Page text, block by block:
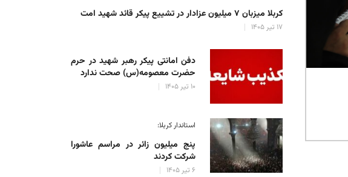
کربلا میزبان ۷ میلیون عزادار در تشییع پیکر قائد شهید امت
۱۷ تیر ۱۴۰۵
دفن امانتی پیکر رهبر شهید در حرم
حضرت معصومه(س) صحت ندارد
۱۰ تیر ۱۴۰۵
استاندار کربلا:
پنج میلیون زائر در مراسم عاشورا
شرکت کردند
۶ تیر ۱۴۰۵